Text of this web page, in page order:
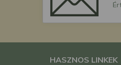
HASZNOS LINKEK